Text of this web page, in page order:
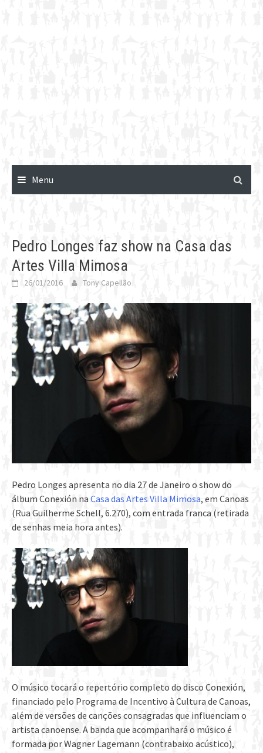
Menu
Pedro Longes faz show na Casa das
Artes Villa Mimosa
26/01/2016 Tony Capellão
Pedro Longes apresenta no dia 27 de Janeiro o show do
álbum Conexión na Casa das Artes Villa Mimosa, em Canoas
(Rua Guilherme Schell, 6.270), com entrada franca (retirada
de senhas meia hora antes).
O músico tocará o repertório completo do disco Conexión,
financiado pelo Programa de Incentivo à Cultura de Canoas,
além de versões de canções consagradas que influenciam o
artista canoense. A banda que acompanhará o músico é
formada por Wagner Lagemann (contrabaixo acústico),